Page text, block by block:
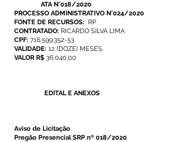
ATA N°018/2020
PROCESSO ADMINISTRATIVO N°024/2020
FONTE DE RECURSOS:
RP
CONTRATADO: RICARDO SILVA LIMA
CPF: 716.599.352-53
VALIDADE: 12 (DOZE) MESES.
VALOR R$ 36.040,00
EDITAL E ANEXOS
Aviso de Licitação
Pregão Presencial SRP nº 018/2020